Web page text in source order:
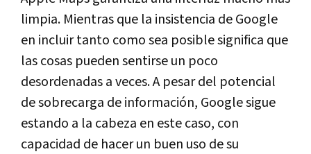
limpia. Mientras que la insistencia de Google
en incluir tanto como sea posible significa que
las cosas pueden sentirse un poco
desordenadas a veces. A pesar del potencial
de sobrecarga de información, Google sigue
estando a la cabeza en este caso, con
capacidad de hacer un buen uso de su